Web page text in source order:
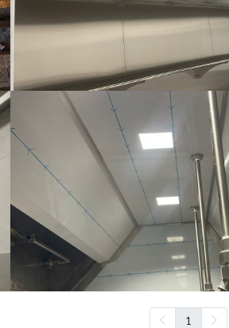
Bella Napolli
1